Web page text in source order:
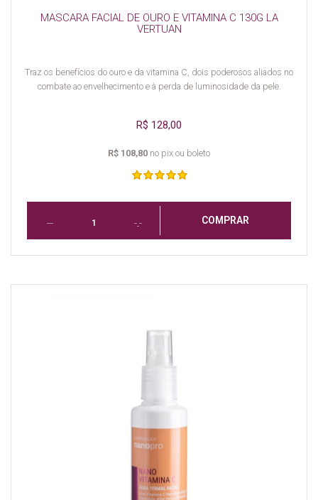
MASCARA FACIAL DE OURO E VITAMINA C 130G LA
VERTUAN
Traz os benefícios do ouro e da vitamina C, dois poderosos aliados no
combate ao envelhecimento e à perda de luminosidade da pele.
R$ 128,00
R$ 108,80 no pix ou boleto
COMPRAR